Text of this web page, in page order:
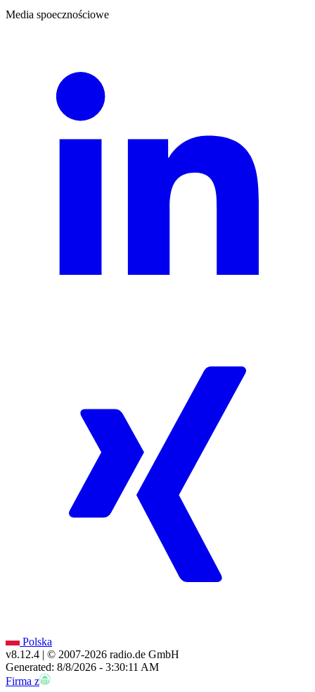
Media spoecznościowe
Polska
v8.12.4 | © 2007-2026 radio.de GmbH
Generated: 8/8/2026 - 3:30:11 AM
Firma z